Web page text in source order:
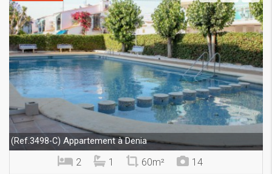
(Ref.3498-C) Appartement à Denia
2 1 60m² 14